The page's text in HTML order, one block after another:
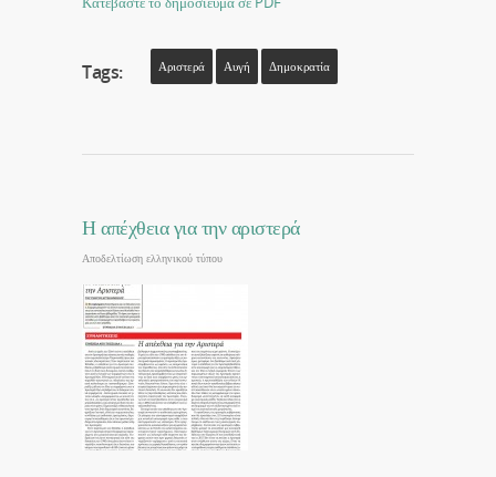
Tags: Αριστερά Αυγή Δημοκρατία
Η απέχθεια για την αριστερά
Αποδελτίωση ελληνικού τύπου